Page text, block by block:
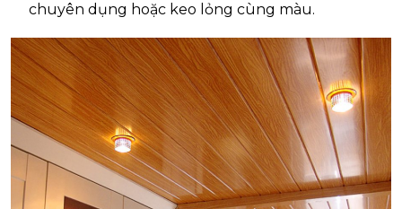
chuyên dụng hoặc keo lỏng cùng màu.